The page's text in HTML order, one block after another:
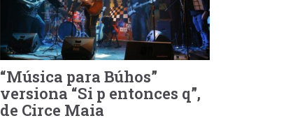
“Música para Búhos”
versiona “Si p entonces q”,
de Circe Maia